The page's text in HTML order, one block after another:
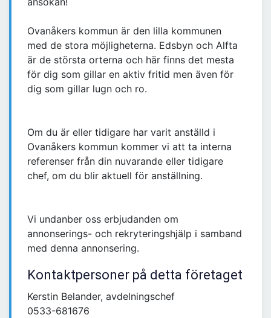
Ovanåkers kommun är den lilla kommunen
med de stora möjligheterna. Edsbyn och Alfta
är de största orterna och här finns det mesta
för dig som gillar en aktiv fritid men även för
dig som gillar lugn och ro.
Om du är eller tidigare har varit anställd i
Ovanåkers kommun kommer vi att ta interna
referenser från din nuvarande eller tidigare
chef, om du blir aktuell för anställning.
Vi undanber oss erbjudanden om
annonserings- och rekryteringshjälp i samband
med denna annonsering.
Kontaktpersoner på detta företaget
Kerstin Belander, avdelningschef
0533-681676